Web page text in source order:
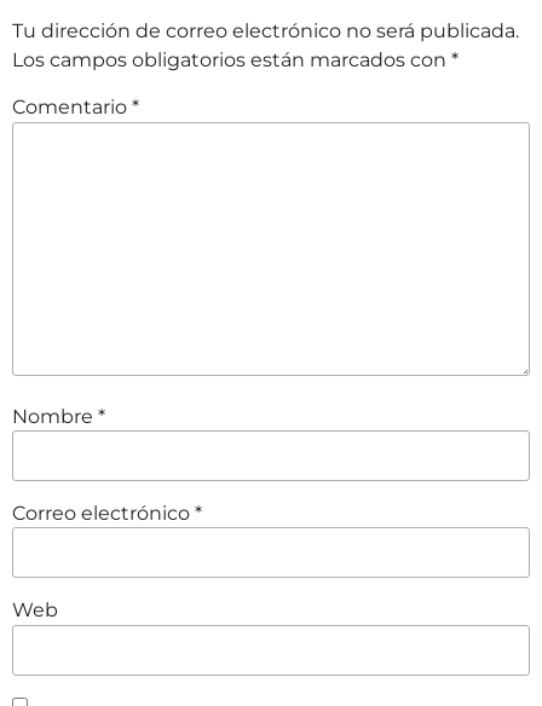
Tu dirección de correo electrónico no será publicada.
Los campos obligatorios están marcados con *
Comentario *
Nombre *
Correo electrónico *
Web